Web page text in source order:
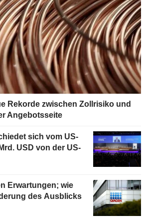
Rekorde zwischen Zollrisiko und
Angebotsseite
sich vom US-
USD von der US-
Erwartungen; wie
des Ausblicks